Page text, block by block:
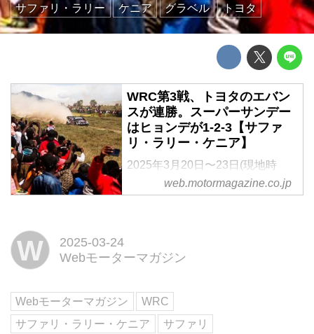
サファリ・ラリー
ケニア グラベル トヨタ
WRC第3戦、トヨタのエバン
スが連勝。スーパーサンデー
はヒョンデが1-2-3【サファ
リ・ラリー・ケニア】
2025年3月20日〜23日(現地時
間)、WRC(世界ラリー選手権)第3
戦サファリ・ラリー・ケニアが首
エバンスが優勝。2位、3位にヒョ
エリー・ヌーヴィルが入...
web.motormagazine.co.jp
W
2025-03-24
Webモーターマガジン
Webモーターマガジン
WRC
サファリ・ラリー・ケニア
サファリ